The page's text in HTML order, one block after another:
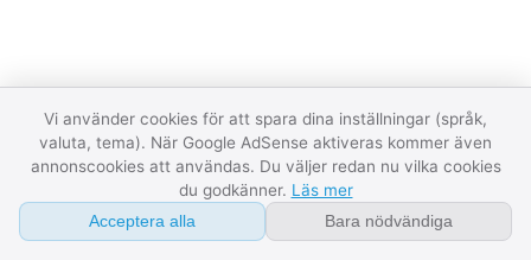
Villkor
Datastatus07:59:21
grannar.
Vad betyder färgerna?
Gröna timmar är under dagens snittpris och bra för att
förbruka. Gula är över snittet. Mörkröda är extremt höga (mer
Vi använder cookies för att spara dina inställningar (språk,
valuta, tema). När Google AdSense aktiveras kommer även
annonscookies att användas. Du väljer redan nu vilka cookies
du godkänner. Läs mer
Acceptera alla Bara nödvändiga